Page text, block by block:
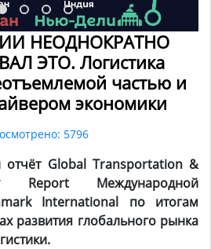
НЕОДНОКРАТНО
ЭТО. Логистика
частью и
экономики
5796
отчёт Global Transportation &
Report Международной
International по итогам
развития глобального рынка